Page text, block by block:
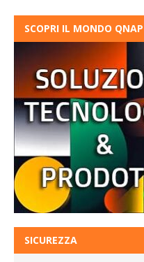
SCOPRI IL MONDO QNAP
SICUREZZA